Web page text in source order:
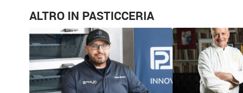
ALTRO IN PASTICCERIA